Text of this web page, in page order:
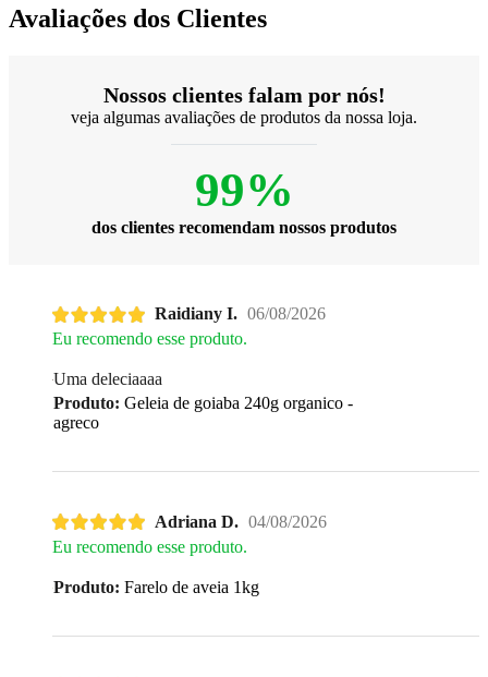
Avaliações dos Clientes
Nossos clientes falam por nós!
veja algumas avaliações de produtos da nossa loja.
99%
dos clientes recomendam nossos produtos
Raidiany I. 06/08/2026
Eu recomendo esse produto.
Uma deleciaaaa
Produto: Geleia de goiaba 240g organico -
agreco
Adriana D. 04/08/2026
Eu recomendo esse produto.
Produto: Farelo de aveia 1kg